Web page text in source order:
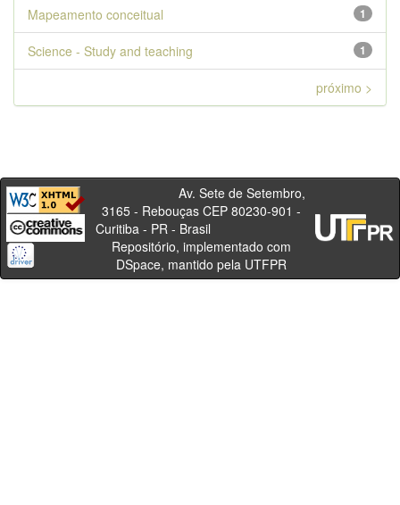
1
Mapeamento conceitual
1
Science - Study and teaching
próximo >
Av. Sete de Setembro,
3165 - Rebouças CEP 80230-901 -
Curitiba - PR - Brasil
Repositório, implementado com
DSpace, mantido pela UTFPR